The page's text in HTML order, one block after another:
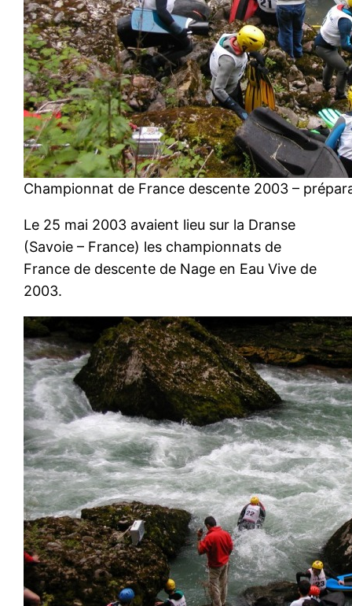
Championnat de France descente 2003 –
Le 25 mai 2003 avaient lieu sur la Dranse
(Savoie – France) les championnats de
France de descente de Nage en Eau Vive de
2003.